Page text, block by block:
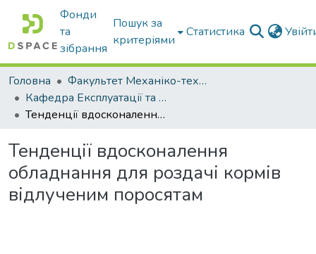
Фонди
та
зібрання
Пошук за
критеріями
Статистика
Головна
Факультет Механіко-технологічний
Кафедра Експлуатації та технічного сервісу машин
Тенденції вдосконалення обладнання для роздачі кормів відлученим поросятам
Тенденції вдосконалення
обладнання для роздачі кормів
відлученим поросятам